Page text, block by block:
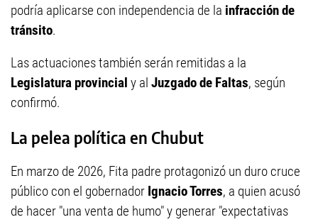
podría aplicarse con independencia de la infracción de
tránsito.
Las actuaciones también serán remitidas a la
Legislatura provincial y al Juzgado de Faltas, según
confirmó.
La pelea política en Chubut
En marzo de 2026, Fita padre protagonizó un duro cruce
público con el gobernador Ignacio Torres, a quien acusó
de hacer "una venta de humo" y generar "expectativas